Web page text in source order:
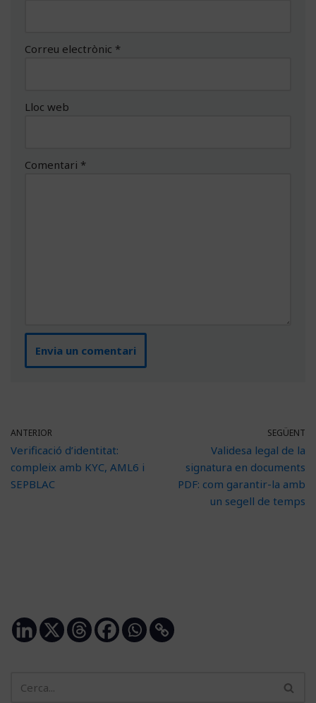
Correu electrònic *
Lloc web
Comentari *
ANTERIOR
Verificació d’identitat:
compleix amb KYC, AML6 i
SEPBLAC
SEGÜENT
Validesa legal de la
signatura en documents
PDF: com garantir-la amb
un segell de temps